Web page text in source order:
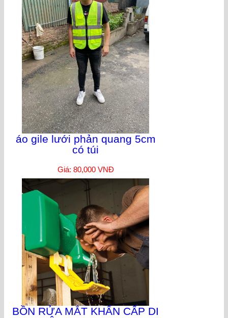
áo gile lưới phản quang 5cm
có túi
Giá: 80,000 VNĐ
BỒN RỬA MẮT KHẨN CẤP DI